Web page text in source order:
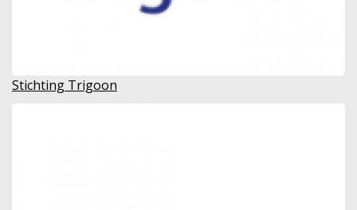
Stichting Trigoon